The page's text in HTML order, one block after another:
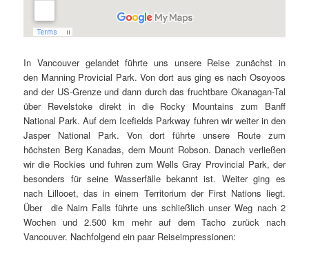
In Vancouver gelandet führte uns unsere Reise zunächst in
den Manning Provicial Park. Von dort aus ging es nach Osoyoos
and der US-Grenze und dann durch das fruchtbare Okanagan-Tal
über Revelstoke direkt in die Rocky Mountains zum Banff
National Park. Auf dem Icefields Parkway fuhren wir weiter in den
Jasper National Park. Von dort führte unsere Route zum
höchsten Berg Kanadas, dem Mount Robson. Danach verließen
wir die Rockies und fuhren zum Wells Gray Provincial Park, der
besonders für seine Wasserfälle bekannt ist. Weiter ging es
nach Lillooet, das in einem Territorium der First Nations liegt.
Über die Nairn Falls führte uns schließlich unser Weg nach 2
Wochen und 2.500 km mehr auf dem Tacho zurück nach
Vancouver. Nachfolgend ein paar Reiseimpressionen: